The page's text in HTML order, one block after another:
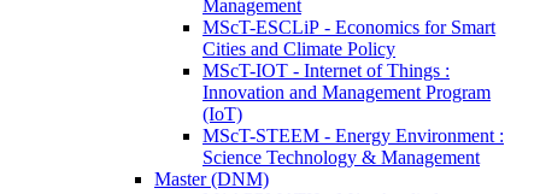
Management
MScT-ESCLiP - Economics for Smart
Cities and Climate Policy
MScT-IOT - Internet of Things :
Innovation and Management Program
(IoT)
MScT-STEEM - Energy Environment :
Science Technology & Management
Master (DNM)